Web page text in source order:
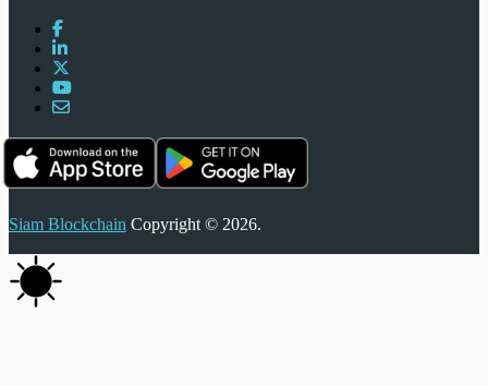
Siam Blockchain Copyright © 2026.